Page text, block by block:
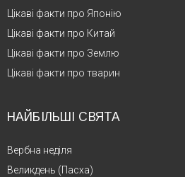
Цікаві факти про Японію
Цікаві факти про Китай
Цікаві факти про Землю
Цікаві факти про тварин
НАЙБІЛЬШІ СВЯТА
Вербна неділя
Великдень (Пасха)